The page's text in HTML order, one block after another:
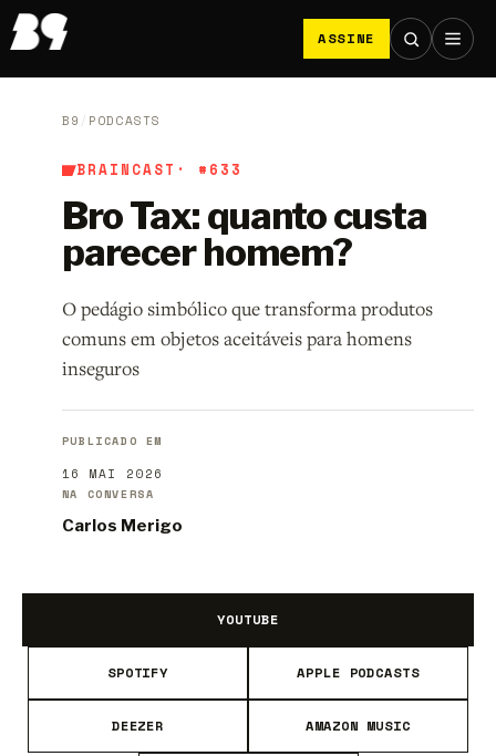
ASSINE
B9 / PODCASTS
BRAINCAST · #633
Bro Tax: quanto custa
parecer homem?
O pedágio simbólico que transforma produtos
comuns em objetos aceitáveis para homens
inseguros
PUBLICADO EM
16 MAI 2026
NA CONVERSA
Carlos Merigo
YOUTUBE
SPOTIFY APPLE PODCASTS
DEEZER AMAZON MUSIC